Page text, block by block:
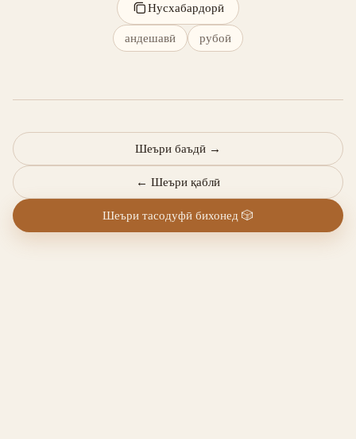
Нусхабардорӣ
андешавӣ рубоӣ
← Шеъри қаблӣ
Шеъри баъдӣ →
Шеъри тасодуфӣ бихонед 🎲